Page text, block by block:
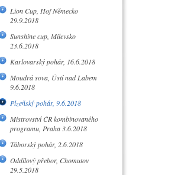
Lion Cup, Hof Německo
29.9.2018
Sunshine cup, Milevsko
23.6.2018
Karlovarský pohár, 16.6.2018
Moudrá sova, Ústí nad Labem
9.6.2018
Plzeňský pohár, 9.6.2018
Mistrovství ČR kombinovaného
programu, Praha 3.6.2018
Táborský pohár, 2.6.2018
Oddílový přebor, Chomutov
29.5.2018